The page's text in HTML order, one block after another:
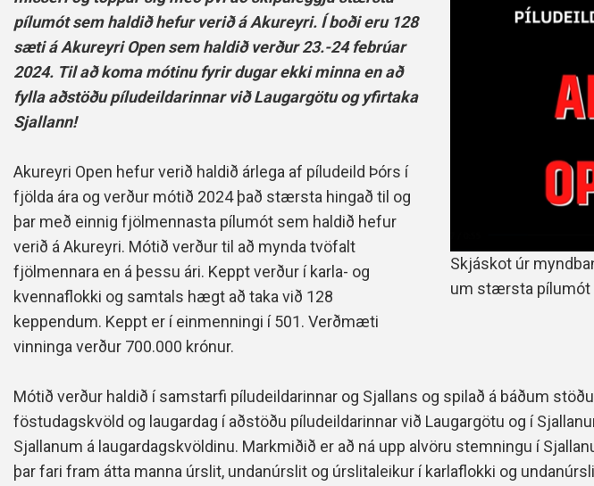
Handbók
Skjáskot úr
um stærsta pílumót
pílumót sem haldið hefur verið á Akureyri. Í boði eru 128
sæti á Akureyri Open sem haldið verður 23.-24 febrúar
2024. Til að koma mótinu fyrir dugar ekki minna en að
fylla aðstöðu píludeildarinnar við Laugargötu og yfirtaka
Sjallann!
Akureyri Open hefur verið haldið árlega af píludeild Þórs í
fjölda ára og verður mótið 2024 það stærsta hingað til og
þar með einnig fjölmennasta pílumót sem haldið hefur
verið á Akureyri. Mótið verður til að mynda tvöfalt
fjölmennara en á þessu ári. Keppt verður í karla- og
kvennaflokki og samtals hægt að taka við 128
keppendum. Keppt er í einmenningi í 501. Verðmæti
vinninga verður 700.000 krónur.
Mótið verður haldið í samstarfi píludeildarinnar og Sjallans og spilað á báðum
föstudagskvöld og laugardag í aðstöðu píludeildarinnar við Laugargötu og í
Sjallanum á laugardagskvöldinu. Markmiðið er að ná upp alvöru stemningu í
þar fari fram átta manna úrslit, undanúrslit og úrslitaleikur í karlaflokki og